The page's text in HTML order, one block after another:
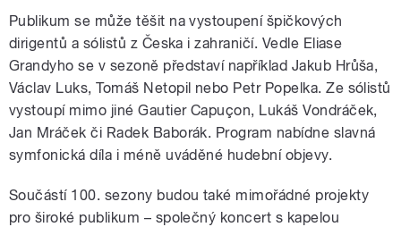
Publikum se může těšit na vystoupení špičkových
dirigentů a sólistů z Česka i zahraničí. Vedle Eliase
Grandyho se v sezoně představí například Jakub Hrůša,
Václav Luks, Tomáš Netopil nebo Petr Popelka. Ze sólistů
vystoupí mimo jiné Gautier Capuçon, Lukáš Vondráček,
Jan Mráček či Radek Baborák. Program nabídne slavná
symfonická díla i méně uváděné hudební objevy.
Součástí 100. sezony budou také mimořádné projekty
pro široké publikum – společný koncert s kapelou